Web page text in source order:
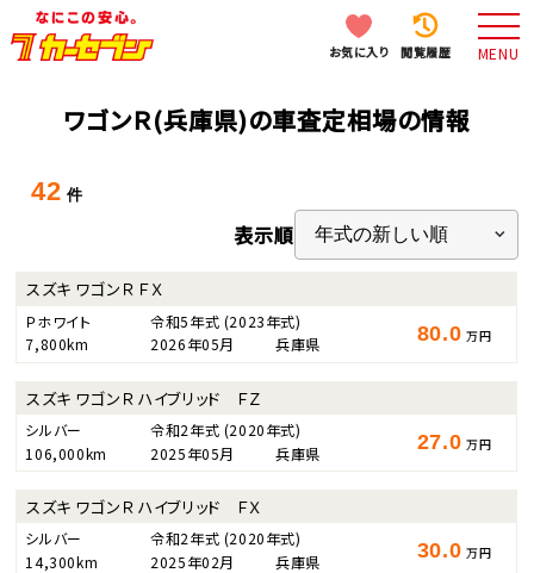
お気に入り 閲覧履歴 MENU
ワゴンＲ(兵庫県)の車査定相場の情報
42 件
表示順
スズキ ワゴンＲ ＦＸ
Ｐホワイト 令和5年式 (2023年式)
7,800km
2026年05月 兵庫県 80.0 万円
スズキ ワゴンＲ ハイブリッド ＦＺ
シルバー 令和2年式 (2020年式)
106,000km
2025年05月 兵庫県 27.0 万円
スズキ ワゴンＲ ハイブリッド ＦＸ
シルバー 令和2年式 (2020年式)
14,300km
2025年02月 兵庫県 30.0 万円